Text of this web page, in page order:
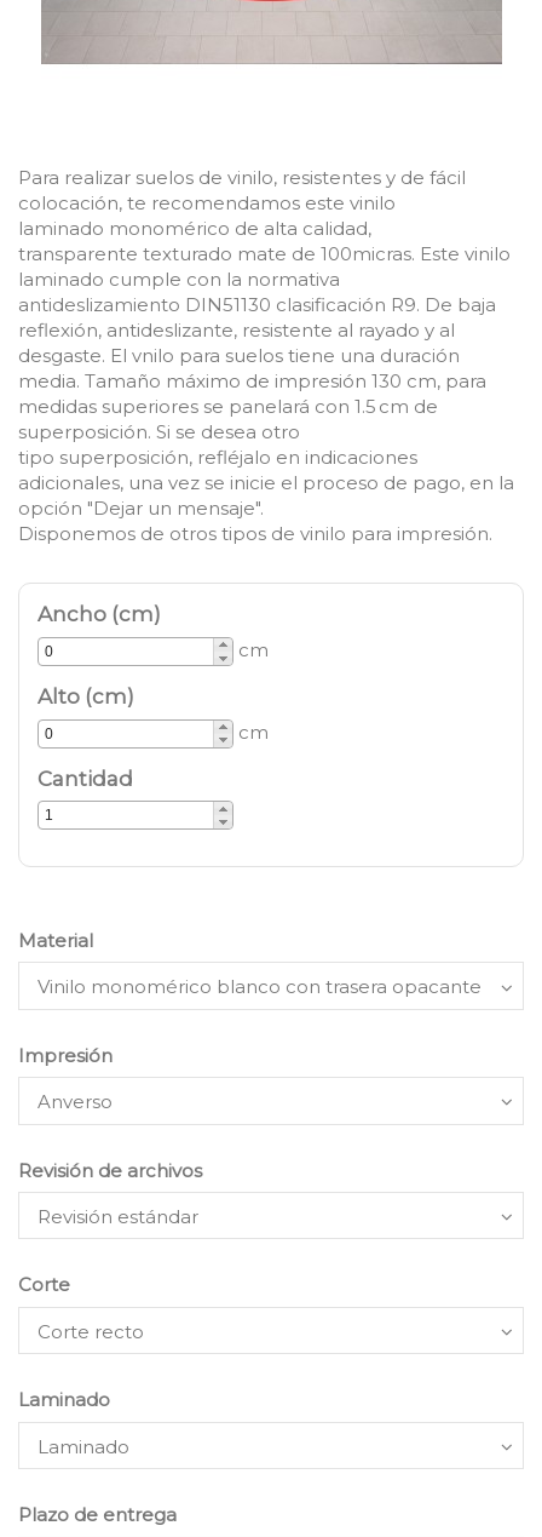
Para realizar suelos de vinilo, resistentes y de fácil
colocación, te recomendamos este vinilo
laminado monomérico de alta calidad,
transparente texturado mate de 100micras. Este vinilo
laminado cumple con la normativa
antideslizamiento DIN51130 clasificación R9. De baja
reflexión, antideslizante, resistente al rayado y al
desgaste. El vnilo para suelos tiene una duración
media. Tamaño máximo de impresión 130 cm, para
medidas superiores se panelará con 1.5 cm de
superposición. Si se desea otro
tipo superposición, refléjalo en indicaciones
adicionales, una vez se inicie el proceso de pago, en la
opción "Dejar un mensaje".
Disponemos de otros tipos de vinilo para impresión.
Ancho (cm)
cm
Alto (cm)
cm
Cantidad
Material
Impresión
Revisión de archivos
Corte
Laminado
Plazo de entrega